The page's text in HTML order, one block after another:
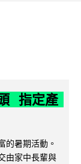
指定產
的暑期活動。
由家中長輩與